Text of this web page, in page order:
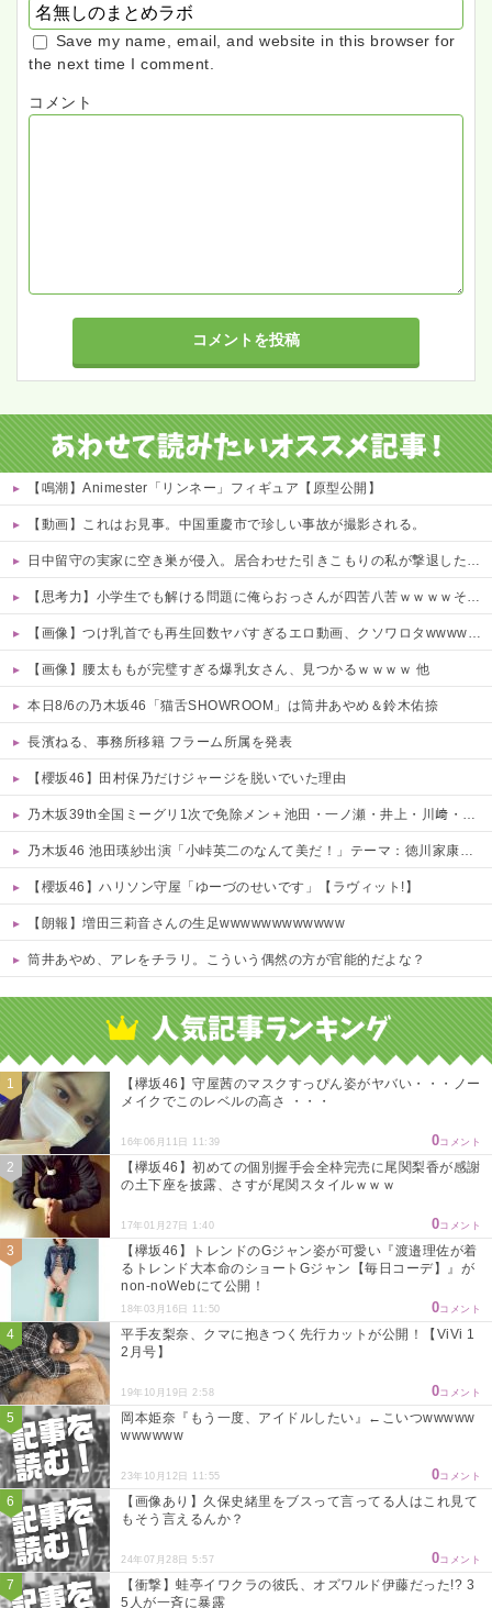
Save my name, email, and website in this browser for
the next time I comment.
コメント
【鳴潮】Animester「リンネー」フィギュア【原型公開】
【動画】これはお見事。中国重慶市で珍しい事故が撮影される。
日中留守の実家に空き巣が侵入。居合わせた引きこもりの私が撃退した結果…家族の態度に耐えかね家を出たら半年後に〇〇する超スピード展開へ←人生何がきっかけで好転するか分からない
【思考力】小学生でも解ける問題に俺らおっさんが四苦八苦ｗｗｗｗその答えは？ｗ 他
【画像】つけ乳首でも再生回数ヤバすぎるエロ動画、クソワロタwwww 他
【画像】腰太ももが完璧すぎる爆乳女さん、見つかるｗｗｗｗ 他
本日8/6の乃木坂46「猫舌SHOWROOM」は筒井あやめ＆鈴木佑捺
長濱ねる、事務所移籍 フラーム所属を発表
【櫻坂46】田村保乃だけジャージを脱いでいた理由
乃木坂39th全国ミーグリ1次で免除メン＋池田・一ノ瀬・井上・川﨑・菅原・中西が全完売
乃木坂46 池田瑛紗出演「小峠英二のなんて美だ！」テーマ：徳川家康【2025.8.5 24:00〜 TOKYO MX】
【櫻坂46】ハリソン守屋「ゆーづのせいです」【ラヴィット!】
【朗報】増田三莉音さんの生足wwwwwwwwwwww
筒井あやめ、アレをチラリ。こういう偶然の方が官能的だよな？
【欅坂46】守屋茜のマスクすっぴん姿がヤバい・・・ノー
メイクでこのレベルの高さ ・・・
16年06月11日 11:39 0コメント
【欅坂46】初めての個別握手会全枠完売に尾関梨香が感謝
の土下座を披露、さすが尾関スタイルｗｗｗ
17年01月27日 1:40 0コメント
【欅坂46】トレンドのGジャン姿が可愛い『渡邉理佐が着
るトレンド大本命のショートGジャン【毎日コーデ】』が
non-noWebにて公開！
18年03月16日 11:50 0コメント
平手友梨奈、クマに抱きつく先行カットが公開！【ViVi 1
2月号】
19年10月19日 2:58 0コメント
岡本姫奈『もう一度、アイドルしたい』←こいつwwwww
wwwwww
23年10月12日 11:55 0コメント
【画像あり】久保史緒里をブスって言ってる人はこれ見て
もそう言えるんか？
24年07月28日 5:57 0コメント
【衝撃】蛙亭イワクラの彼氏、オズワルド伊藤だった!? 3
5人が一斉に暴露